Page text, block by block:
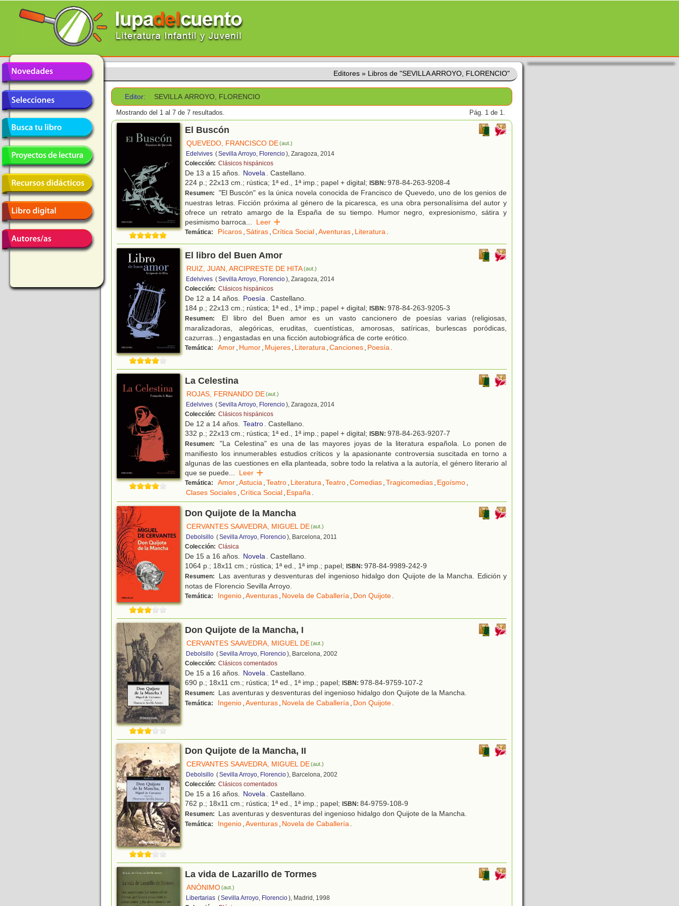
Editores » Libros de "SEVILLA ARROYO, FLORENCIO"
Editor: SEVILLA ARROYO, FLORENCIO
Mostrando del 1 al 7 de 7 resultados. Pág. 1 de 1.
El Buscón
QUEVEDO, FRANCISCO DE(aut.)
Edelvives (Sevilla Arroyo, Florencio), Zaragoza, 2014
Colección: Clásicos hispánicos
De 13 a 15 años. Novela. Castellano.
224 p.; 22x13 cm.; rústica; 1ª ed., 1ª imp.; papel + digital; ISBN: 978-84-263-9208-4
Resumen:
"El Buscón" es la única novela conocida de Francisco de Quevedo, uno de los genios de
nuestras letras. Ficción próxima al género de la picaresca, es una obra personalísima del autor y
ofrece un retrato amargo de la España de su tiempo. Humor negro, expresionismo, sátira y
pesimismo barroca... Leer
Temática: Pícaros,Sátiras,Crítica Social,Aventuras, Literatura.
El libro del Buen Amor
RUIZ, JUAN, ARCIPRESTE DE HITA(aut.)
Edelvives (Sevilla Arroyo, Florencio), Zaragoza, 2014
Colección: Clásicos hispánicos
De 12 a 14 años. Poesía. Castellano.
184 p.; 22x13 cm.; rústica; 1ª ed., 1ª imp.; papel + digital; ISBN: 978-84-263-9205-3
Resumen:
El libro del Buen amor es un vasto cancionero de poesías varias (religiosas,
maralizadoras, alegóricas, eruditas, cuentísticas, amorosas, satíricas, burlescas poródicas,
cazurras...) engastadas en una ficción autobiográfica de corte erótico.
Temática: Amor, Humor, Mujeres, Literatura,Canciones, Poesía.
La Celestina
ROJAS, FERNANDO DE(aut.)
Edelvives (Sevilla Arroyo, Florencio), Zaragoza, 2014
Colección: Clásicos hispánicos
De 12 a 14 años. Teatro
. Castellano.
332 p.; 22x13 cm.; rústica; 1ª ed., 1ª imp.; papel + digital; ISBN: 978-84-263-9207-7
Resumen:
"La Celestina" es una de las mayores joyas de la literatura española. Lo ponen de
manifiesto los innumerables estudios críticos y la apasionante controversia suscitada en torno a
algunas de las cuestiones en ella planteada, sobre todo la relativa a la autoría, el género literario al
que se puede
Leer
Temática: Amor Astucia Teatro Literatura Teatro Comedias Tragicomedias Egoísmo
Clases Sociales Crítica Social España
Don Quijote de la Mancha
CERVANTES SAAVEDRA, MIGUEL DE(aut.)
Debolsillo (Sevilla Arroyo, Florencio), Barcelona, 2011
Colección: Clásica
De 15 a 16 años. Novela
. Castellano.
1064 p.; 18x11 cm.; rústica; 1ª ed., 1ª imp.; papel; ISBN: 978-84-9989-242-9
Resumen:
Las aventuras y desventuras del ingenioso hidalgo don Quijote de la Mancha. Edición y
notas de Florencio Sevilla Arroyo.
Temática: Ingenio Aventuras Novela de Caballería Don Quijote
Don Quijote de la Mancha, I
CERVANTES SAAVEDRA, MIGUEL DE(aut.)
Debolsillo (Sevilla Arroyo, Florencio), Barcelona, 2002
Colección: Clásicos comentados
De 15 a 16 años. Novela
. Castellano.
690 p.; 18x11 cm.; rústica; 1ª ed., 1ª imp.; papel; ISBN: 978-84-9759-107-2
Resumen: Las aventuras y desventuras del ingenioso hidalgo don Quijote de la Mancha.
Temática: Ingenio Aventuras Novela de Caballería Don Quijote
Don Quijote de la Mancha, II
CERVANTES SAAVEDRA, MIGUEL DE(aut.)
Debolsillo (Sevilla Arroyo, Florencio), Barcelona, 2002
Colección: Clásicos comentados
De 15 a 16 años. Novela
. Castellano.
762 p.; 18x11 cm.; rústica; 1ª ed., 1ª imp.; papel; ISBN: 84-9759-108-9
Resumen: Las aventuras y desventuras del ingenioso hidalgo don Quijote de la Mancha.
Temática: Ingenio Aventuras Novela de Caballería
La vida de Lazarillo de Tormes
ANÓNIMO(aut.)
Libertarias (Sevilla Arroyo, Florencio), Madrid, 1998